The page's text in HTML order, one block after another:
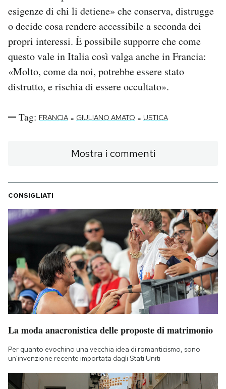
esigenze di chi li detiene» che conserva, distrugge
o decide cosa rendere accessibile a seconda dei
propri interessi. È possibile supporre che come
questo vale in Italia così valga anche in Francia:
«Molto, come da noi, potrebbe essere stato
distrutto, e rischia di essere occultato».
Tag: FRANCIA - GIULIANO AMATO - USTICA
Mostra i commenti
CONSIGLIATI
La moda anacronistica delle proposte di matrimonio
Per quanto evochino una vecchia idea di romanticismo, sono
un'invenzione recente importata dagli Stati Uniti